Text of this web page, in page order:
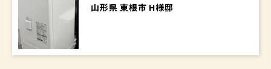
山形県 東根市 H様邸